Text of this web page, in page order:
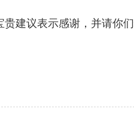
议表示感谢，并请你们